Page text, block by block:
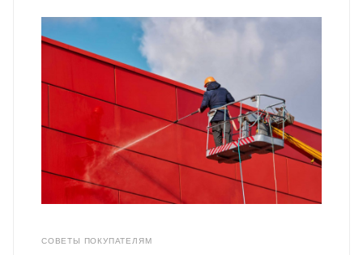
СОВЕТЫ ПОКУПАТЕЛЯМ